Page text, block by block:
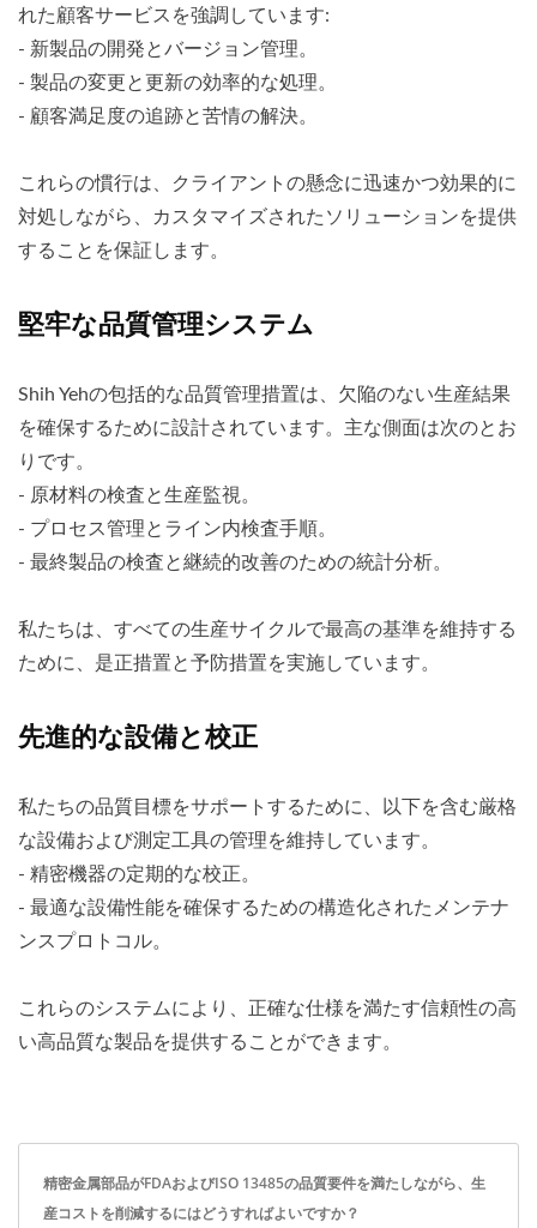
れた顧客サービスを強調しています:
- 新製品の開発とバージョン管理。
- 製品の変更と更新の効率的な処理。
- 顧客満足度の追跡と苦情の解決。
これらの慣行は、クライアントの懸念に迅速かつ効果的に
対処しながら、カスタマイズされたソリューションを提供
することを保証します。
堅牢な品質管理システム
Shih Yehの包括的な品質管理措置は、欠陥のない生産結果
を確保するために設計されています。主な側面は次のとお
りです。
- 原材料の検査と生産監視。
- プロセス管理とライン内検査手順。
- 最終製品の検査と継続的改善のための統計分析。
私たちは、すべての生産サイクルで最高の基準を維持する
ために、是正措置と予防措置を実施しています。
先進的な設備と校正
私たちの品質目標をサポートするために、以下を含む厳格
な設備および測定工具の管理を維持しています。
- 精密機器の定期的な校正。
- 最適な設備性能を確保するための構造化されたメンテナ
ンスプロトコル。
これらのシステムにより、正確な仕様を満たす信頼性の高
い高品質な製品を提供することができます。
精密金属部品がFDAおよびISO 13485の品質要件を満たしながら、生
産コストを削減するにはどうすればよいですか？